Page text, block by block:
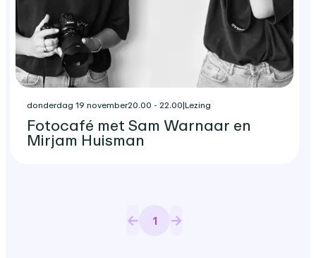
donderdag 19 november20.00 - 22.00|Lezing
Fotocafé met Sam Warnaar en
Mirjam Huisman
Pagina
1